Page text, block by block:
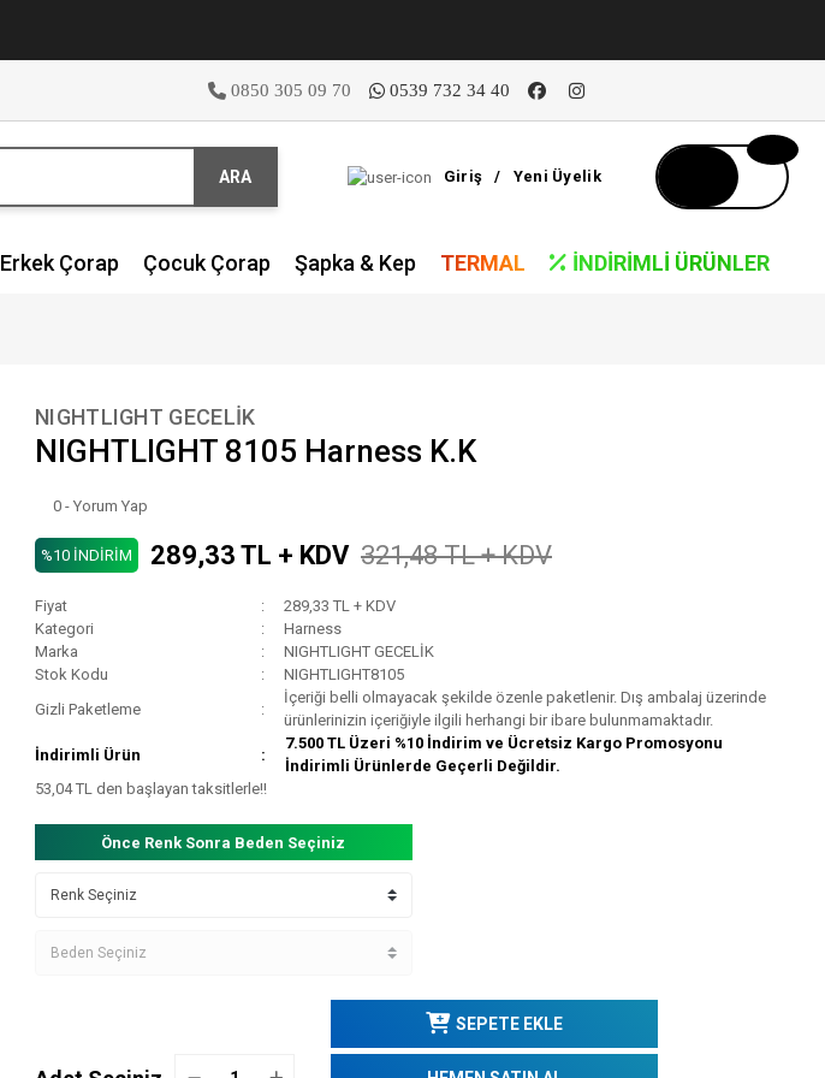
0850 305 09 70 0539 732 34 40
ARA Giriş / Yeni Üyelik
Erkek Çorap Çocuk Çorap Şapka & Kep TERMAL İNDIRIMLI ÜRÜNLER
NIGHTLIGHT GECELİK
NIGHTLIGHT 8105 Harness K.K
0 - Yorum Yap
%10 İNDİRİM 289,33 TL + KDV 321,48 TL + KDV
Fiyat
289,33 TL + KDV
Kategori
Harness
Marka
NIGHTLIGHT GECELİK
Stok Kodu
NIGHTLIGHT8105
Gizli Paketleme
İçeriği belli olmayacak şekilde özenle paketlenir. Dış ambalaj üzerinde
ürünlerinizin içeriğiyle ilgili herhangi bir ibare bulunmamaktadır.
İndirimli Ürün
7.500 TL Üzeri %10 İndirim ve Ücretsiz Kargo Promosyonu
İndirimli Ürünlerde Geçerli Değildir.
53,04 TL den başlayan taksitlerle!!
Önce Renk Sonra Beden Seçiniz
SEPETE EKLE